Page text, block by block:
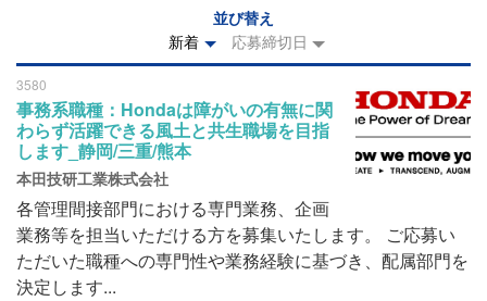
並び替え
新着
応募締切日
3580
事務系職種：Hondaは障がいの有無に関
わらず活躍できる風土と共生職場を目指
します_静岡/三重/熊本
本田技研工業株式会社
各管理間接部門における専門業務、企画
業務等を担当いただける方を募集いたします。 ご応募い
ただいた職種への専門性や業務経験に基づき、配属部門を
決定します...